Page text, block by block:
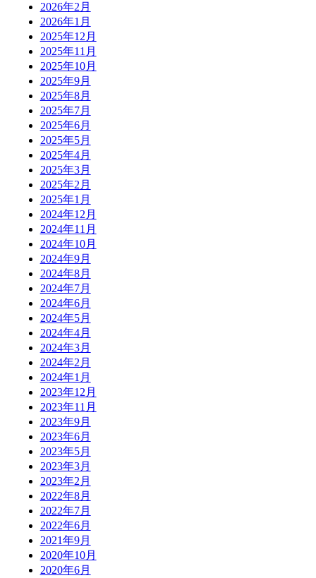
2026年2月
2026年1月
2025年12月
2025年11月
2025年10月
2025年9月
2025年8月
2025年7月
2025年6月
2025年5月
2025年4月
2025年3月
2025年2月
2025年1月
2024年12月
2024年11月
2024年10月
2024年9月
2024年8月
2024年7月
2024年6月
2024年5月
2024年4月
2024年3月
2024年2月
2024年1月
2023年12月
2023年11月
2023年9月
2023年6月
2023年5月
2023年3月
2023年2月
2022年8月
2022年7月
2022年6月
2021年9月
2020年10月
2020年6月